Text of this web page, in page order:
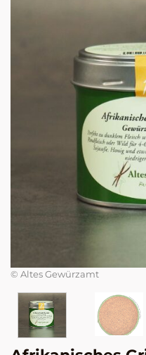
© Altes Gewürzamt